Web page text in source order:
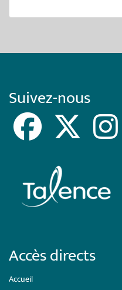
Suivez-nous
Accès directs
Accueil